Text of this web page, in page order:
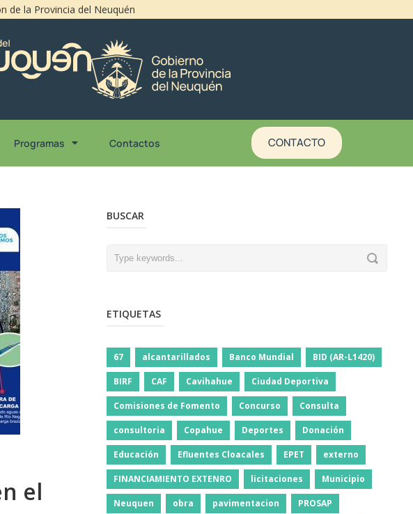
de la Provincia del Neuquén
Programas Contactos CONTACTO
el
BUSCAR
ETIQUETAS
67 alcantarillados Banco Mundial BID (AR-L1420)
BIRF CAF Cavihahue Ciudad Deportiva
Comisiones de Fomento Concurso Consulta
consultoria Copahue Deportes Donación
Educación Efluentes Cloacales EPET externo
FINANCIAMIENTO EXTENRO licitaciones Municipio
Neuquen obra pavimentacion PROSAP